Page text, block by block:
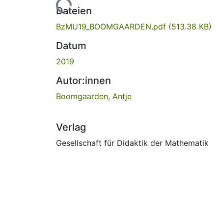
Lade...
Dateien
BzMU19_BOOMGAARDEN.pdf (513.38 KB)
Datum
2019
Autor:innen
Boomgaarden, Antje
Verlag
Gesellschaft für Didaktik der Mathematik